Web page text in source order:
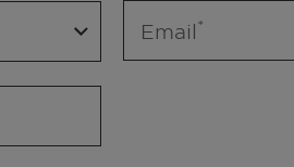
Email